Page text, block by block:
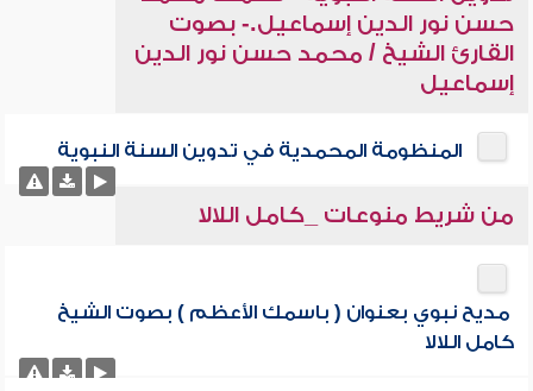
حسن نور الدين إسماعيل.- بصوت
القارئ الشيخ / محمد حسن نور الدين
إسماعيل
المنظومة المحمدية في تدوين السنة النبوية
من شريط منوعات _كامل اللالا
مديح نبوي بعنوان ( باسمك الأعظم ) بصوت الشيخ
كامل اللالا